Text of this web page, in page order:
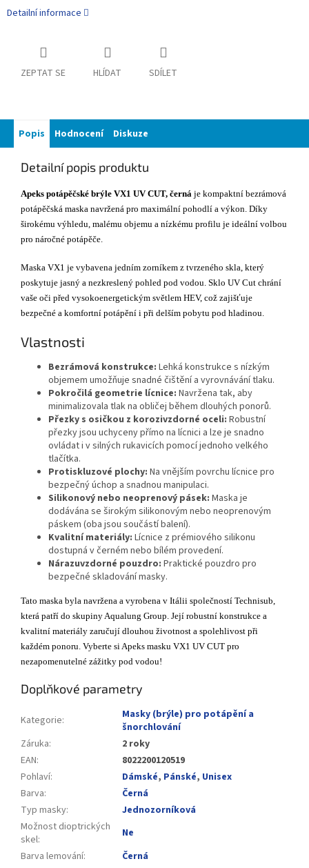
Detailní informace
ZEPTAT SE HLÍDAT SDÍLET
Popis Hodnocení Diskuze
Detailní popis produktu
Apeks potápěčské brýle VX1 UV CUT, černá je kompaktní bezrámová
potápěčská maska navržená pro maximální pohodlí a výkon. Díky
širokému výhledu, malému objemu a nízkému profilu je ideální volbou
pro náročné potápěče.
Maska VX1 je vybavena jedním zorníkem z tvrzeného skla, který
poskytuje jasný a nezkreslený pohled pod vodou. Sklo UV Cut chrání
vaše oči před vysokoenergetickým světlem HEV, což zajišťuje
bezpečné a komfortní potápění i při delším pobytu pod hladinou.
Vlastnosti
Bezrámová konstrukce: Lehká konstrukce s nízkým
objemem umožňuje snadné čištění a vyrovnávání tlaku.
Pokročilá geometrie lícnice: Navržena tak, aby
minimalizovala tlak na obličej během dlouhých ponorů.
Přezky s osičkou z korozivzdorné oceli: Robustní
přezky jsou uchyceny přímo na lícnici a lze je snadno
ovládat i v silných rukavicích pomocí jednoho velkého
tlačítka.
Protiskluzové plochy: Na vnějším povrchu lícnice pro
bezpečný úchop a snadnou manipulaci.
Silikonový nebo neoprenový pásek: Maska je
dodávána se širokým silikonovým nebo neoprenovým
páskem (oba jsou součástí balení).
Kvalitní materiály: Lícnice z prémiového silikonu
dostupná v černém nebo bílém provedení.
Nárazuvzdorné pouzdro: Praktické pouzdro pro
bezpečné skladování masky.
Tato maska byla navržena a vyrobena v Itálii společností Technisub,
která patří do skupiny Aqualung Group. Její robustní konstrukce a
kvalitní materiály zaručují dlouhou životnost a spolehlivost při
každém ponoru. Vyberte si Apeks masku VX1 UV CUT pro
nezapomenutelné zážitky pod vodou!
Doplňkové parametry
Kategorie:
Masky (brýle) pro potápění a
šnorchlování
Záruka:
2 roky
EAN:
8022200120519
Pohlaví: Dámské, Pánské, Unisex
Barva:
Černá
Typ masky:
Jednozorníková
Možnost dioptrických
skel:
Ne
Barva lemování:
Černá